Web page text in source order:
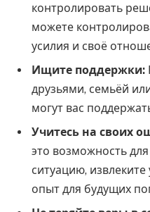
контролировать
можете
усилия и своё
Ищите поддержки:
друзьями, семьёй
могут вас
Учитесь на своих
это возможность
ситуацию, извлеките
опыт для будущих